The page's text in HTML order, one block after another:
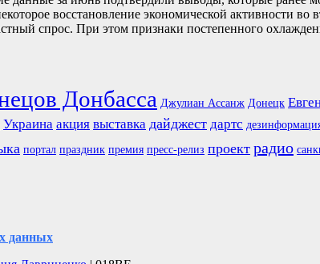
восстановление экономической активности во
спрос. При этом признаки постепенного
Донбасса Джулиан Ассанж Донецк
Украина акция выставка дайджест дартс
портал праздник премия пресс-релиз проект радио
данных